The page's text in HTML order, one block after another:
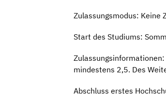
Zulassungsmodus: Keine
Start des Studiums:
mindestens 2,5. Des
Abschluss erstes